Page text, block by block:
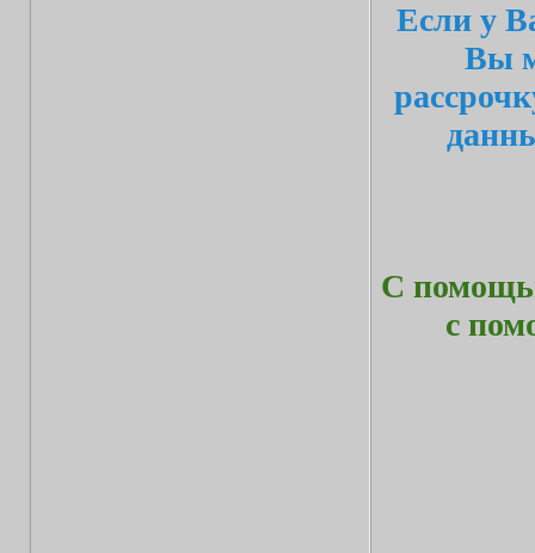
Если у
Вы
С
с